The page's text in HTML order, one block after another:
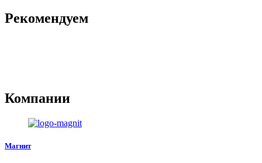
Рекомендуем
Компании
Магнит